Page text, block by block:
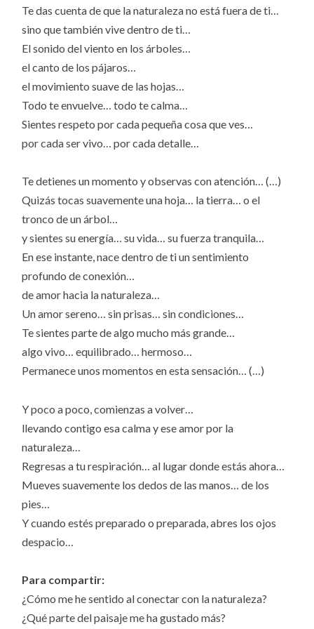
Te das cuenta de que la naturaleza no está fuera de ti…
sino que también vive dentro de ti…
El sonido del viento en los árboles…
el canto de los pájaros…
el movimiento suave de las hojas…
Todo te envuelve… todo te calma…
Sientes respeto por cada pequeña cosa que ves…
por cada ser vivo… por cada detalle…
Te detienes un momento y observas con atención… (…)
Quizás tocas suavemente una hoja… la tierra… o el
tronco de un árbol…
y sientes su energía… su vida… su fuerza tranquila…
En ese instante, nace dentro de ti un sentimiento
profundo de conexión…
de amor hacia la naturaleza…
Un amor sereno… sin prisas… sin condiciones…
Te sientes parte de algo mucho más grande…
algo vivo… equilibrado… hermoso…
Permanece unos momentos en esta sensación… (…)
Y poco a poco, comienzas a volver…
llevando contigo esa calma y ese amor por la
naturaleza…
Regresas a tu respiración… al lugar donde estás ahora…
Mueves suavemente los dedos de las manos… de los
pies…
Y cuando estés preparado o preparada, abres los ojos
despacio…
Para compartir:
¿Cómo me he sentido al conectar con la naturaleza?
¿Qué parte del paisaje me ha gustado más?